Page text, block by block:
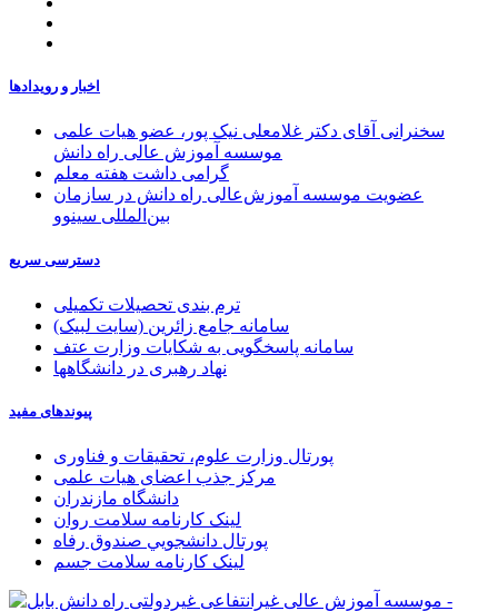
اخبار و رویدادها
سخنرانی آقای دکتر غلامعلی نیک پور، عضو هیات علمی
موسسه آموزش عالی راه دانش
گرامی داشت هفته معلم
عضویت موسسه آموزش‌عالی راه دانش در سازمان
بین‌المللی سینوو
دسترسی سریع
ترم بندی تحصیلات تکمیلی
سامانه جامع زائرین (سایت لبیک)
سامانه پاسخگویی به شکایات وزارت عتف
نهاد رهبری در دانشگاهها
پیوندهای مفید
پورتال وزارت علوم، تحقیقات و فناوری
مرکز جذب اعضای هیات علمی
دانشگاه مازندران
لینک کارنامه سلامت روان
پورتال دانشجويي صندوق رفاه
لینک کارنامه سلامت جسم